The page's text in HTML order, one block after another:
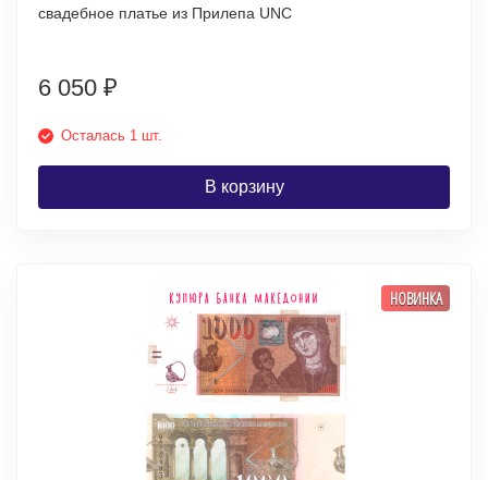
свадебное платье из Прилепа UNC
6 050 ₽
Осталась 1 шт.
В корзину
НОВИНКА